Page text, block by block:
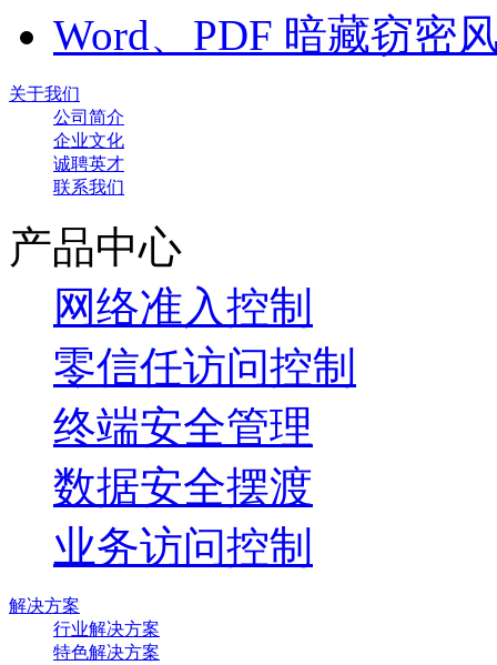
Word、PDF 暗藏窃密
关于我们
公司简介
企业文化
诚聘英才
联系我们
产品中心
网络准入控制
零信任访问控制
终端安全管理
数据安全摆渡
业务访问控制
解决方案
行业解决方案
特色解决方案